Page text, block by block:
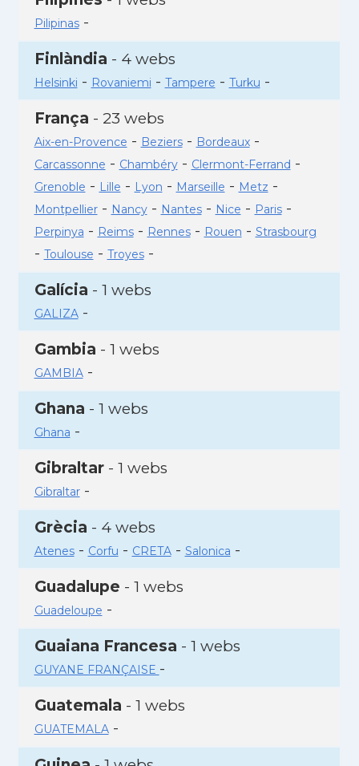
Pilipinas-
Finlàndia - 4 webs
Helsinki - Rovaniemi - Tampere - Turku -
França - 23 webs
Aix-en-Provence - Beziers- Bordeaux-
Carcassonne - Chambéry- Clermont-Ferrand -
Grenoble - Lille - Lyon - Marseille - Metz -
Montpellier- Nancy- Nantes- Nice - Paris-
Perpinya - Reims- Rennes- Rouen - Strasbourg
- Toulouse - Troyes-
Galícia - 1 webs
GALIZA-
Gambia - 1 webs
GAMBIA-
Ghana - 1 webs
Ghana -
Gibraltar- 1 webs
Gibraltar-
Grècia - 4 webs
Atenes- Corfu - CRETA- Salonica -
Guadalupe - 1 webs
Guadeloupe -
Guaiana Francesa - 1 webs
GUYANE FRANÇAISE -
Guatemala - 1 webs
GUATEMALA-